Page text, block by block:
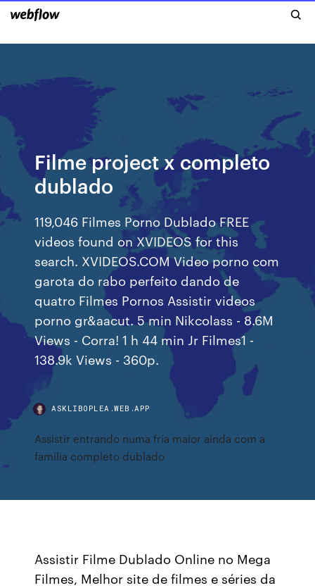
Filme project x completo
dublado
119,046 Filmes Porno Dublado FREE
videos found on XVIDEOS for this
search. XVIDEOS.COM Video porno com
garota do rabo perfeito dando de
quatro Filmes Pornos Assistir videos
porno gr&aacut. 5 min Nikcolass - 8.6M
Views - Corra! 1 h 44 min Jr Filmes1 -
138.9k Views - 360p.
ASKLIBOPLEA.WEB.APP
Assistir entrando numa fria maior ainda com a
família completo dublado
Assistir Filme Dublado Online no Mega
Filmes, Melhor site de filmes e séries da